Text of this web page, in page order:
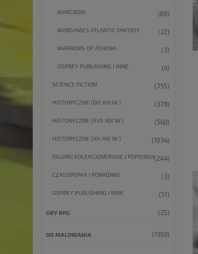
WARCROW (88)
WARGAMES ATLANTIC FANTASY (22)
WARRIORS OF ATHENA (3)
OSPREY PUBLISHING I INNE (4)
SCIENCE FICTION (755)
HISTORYCZNE (DO XVI W.) (378)
HISTORYCZNE (XVII-XIX W.) (560)
HISTORYCZNE (XX-XXI W.) (1034)
FIGURKI KOLEKCJONERSKIE I POPIERSIA(244)
CZASOPISMA I PORADNIKI (3)
OSPREY PUBLISHING I INNE (51)
GRY RPG (25)
DO MALOWANIA (1950)